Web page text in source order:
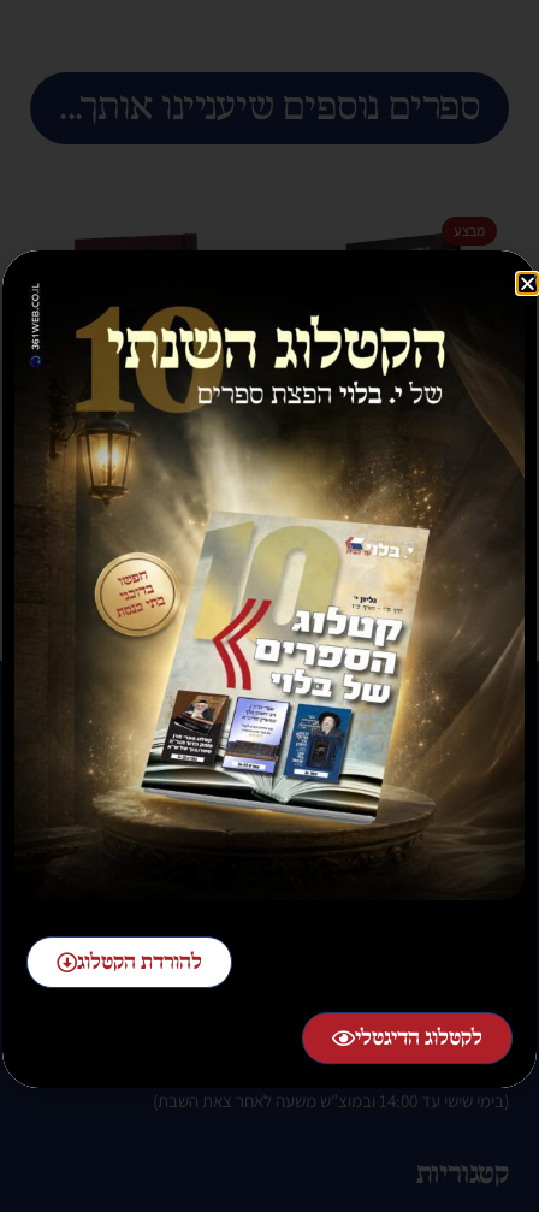
ספרים נוספים שיעניינו אותך...
מבצע
תשועה ברוב יועץ
₪35.00 ₪15.00
תשובה מאת הרב ראובן
לויכטר שליטא
20.00 – ₪30.00
להזמנות חייגו:
בימים א-ה בין השעות 07:00 בבוקר עד 01:00 בלילה.
(בימי שישי עד 14:00 ובמוצ"ש משעה לאחר צאת השבת)
קטגוריות
להורדת הקטלוג
לקטלוג הדיגטלי